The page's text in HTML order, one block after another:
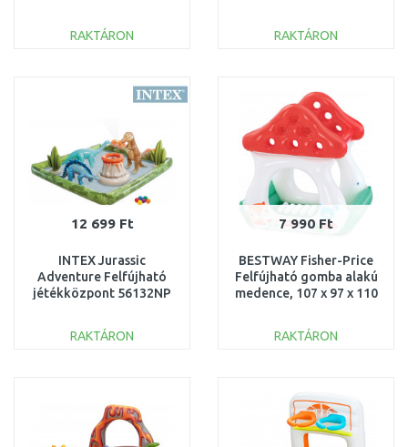
57144NP
RAKTÁRON
Összehasonlítás
RAKTÁRON
Összehasonlítás
12 699 Ft
INTEX Jurassic
Adventure Felfújható
jétékközpont 56132NP
RAKTÁRON
7 990 Ft
BESTWAY Fisher-Price
Felfújható gomba alakú
medence, 107 x 97 x 110
RAKTÁRON